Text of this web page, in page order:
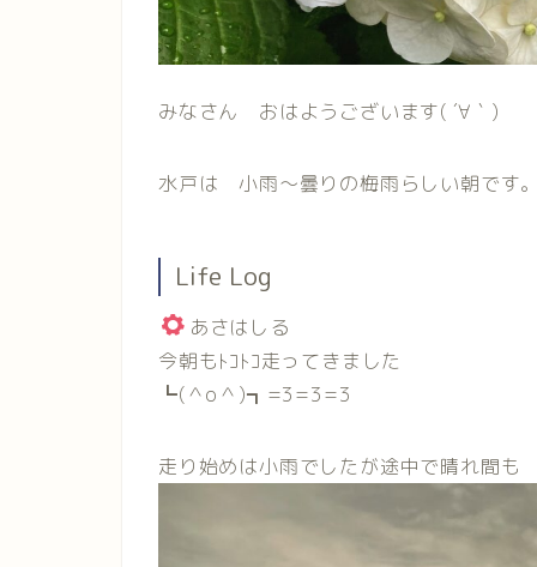
みなさん おはようございます( ´∀｀)
水戸は 小雨〜曇りの梅雨らしい朝です
Life Log
あさはしる
今朝もﾄｺﾄｺ走ってきました
┗(＾o＾)┓=3=3=3
走り始めは小雨でしたが途中で晴れ間も